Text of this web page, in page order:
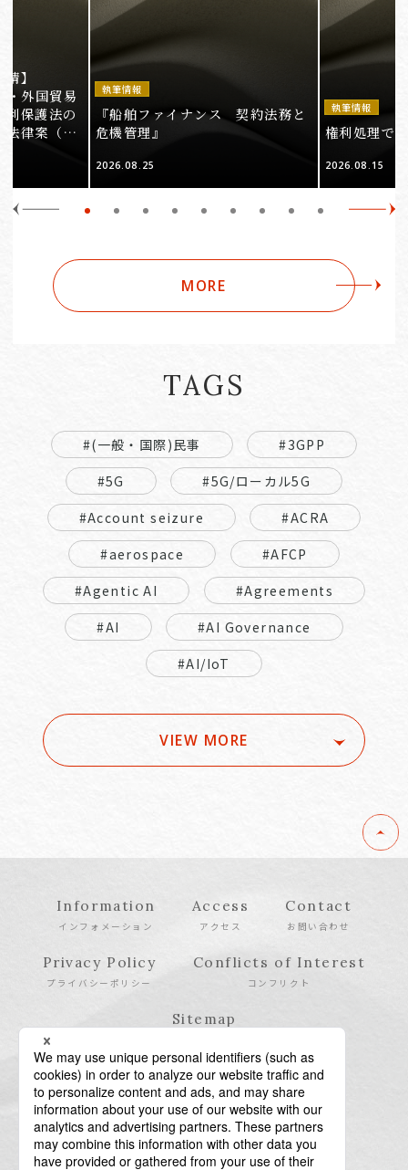
】
外国貿易
利保護法の
法律案（そ
執筆情報
『船舶ファイナンス 契約法務と
危機管理』
2026.08.25
執筆情報
権利処理で
2026.08.15
MORE
TAGS
#(一般・国際)民事
#3GPP
#5G
#5G/ローカル5G
#Account seizure
#ACRA
#aerospace
#AFCP
#Agentic AI
#Agreements
#AI
#AI Governance
#AI/IoT
VIEW MORE
Information
インフォメーション
Access
アクセス
Contact
お問い合わせ
Privacy Policy
プライバシーポリシー
Conflicts of Interest
コンフリクト
Sitemap